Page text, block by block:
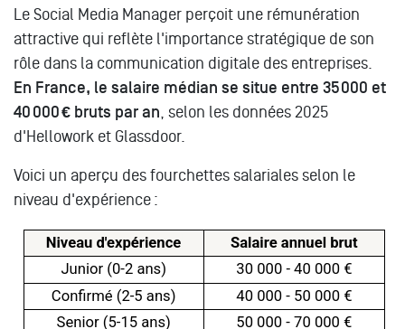
Le Social Media Manager perçoit une rémunération
attractive qui reflète l'importance stratégique de son
rôle dans la communication digitale des entreprises.
En France, le salaire médian se situe entre 35 000 et
40 000 € bruts par an, selon les données 2025
d'Hellowork et Glassdoor.
Voici un aperçu des fourchettes salariales selon le
niveau d'expérience :